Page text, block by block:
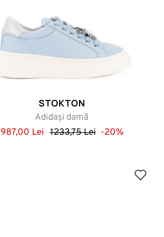
STOKTON
Adidași damă
987,00 Lei 1233,75 Lei -20%